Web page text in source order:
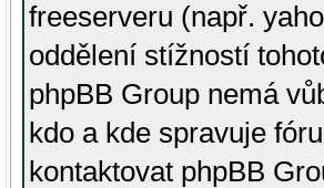
freeserveru (např.
oddělení stížností
phpBB Group nemá
kdo a kde spravuje
kontaktovat phpBB